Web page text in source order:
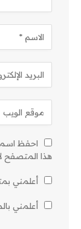
احفظ
هذا المتصفح
أعلمني
أعلمني